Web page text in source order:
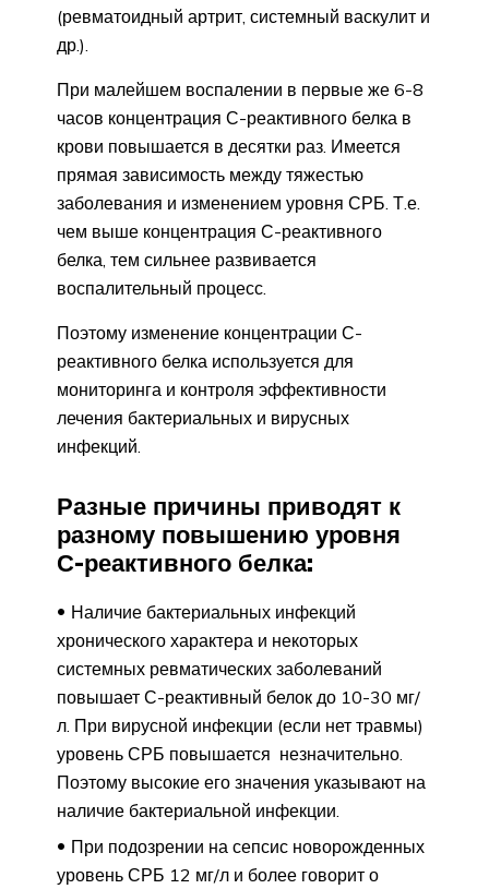
(ревматоидный артрит, системный васкулит и
др.).
При малейшем воспалении в первые же 6-8
часов концентрация С-реактивного белка в
крови повышается в десятки раз. Имеется
прямая зависимость между тяжестью
заболевания и изменением уровня СРБ. Т.е.
чем выше концентрация С-реактивного
белка, тем сильнее развивается
воспалительный процесс.
Поэтому изменение концентрации С-
реактивного белка используется для
мониторинга и контроля эффективности
лечения бактериальных и вирусных
инфекций.
Разные причины приводят к
разному повышению уровня
С-реактивного белка:
Наличие бактериальных инфекций
хронического характера и некоторых
системных ревматических заболеваний
повышает С-реактивный белок до 10-30 мг/
л. При вирусной инфекции (если нет травмы)
уровень СРБ повышается незначительно.
Поэтому высокие его значения указывают на
наличие бактериальной инфекции.
При подозрении на сепсис новорожденных
уровень СРБ 12 мг/л и более говорит о